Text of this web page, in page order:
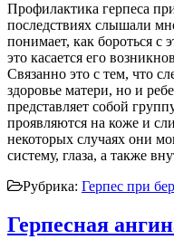
Профилактика герпеса
последствиях слышали
понимает, как бороться с
это касается его
Связанно это с тем, что
здоровье матери, но и
представляет собой
проявляются на коже и
некоторых случаях они
систему, глаза, а также
Рубрика: Герпес при
Герпесная